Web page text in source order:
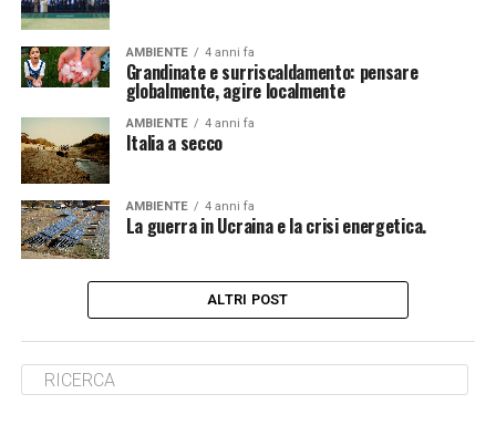
AMBIENTE 4 anni fa
Grandinate e surriscaldamento: pensare
globalmente, agire localmente
AMBIENTE 4 anni fa
Italia a secco
AMBIENTE 4 anni fa
La guerra in Ucraina e la crisi energetica.
ALTRI POST